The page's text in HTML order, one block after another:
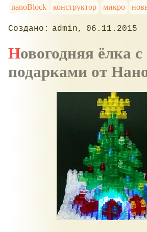
nanoBlock
конструктор микро
admin 06.11.2015
Новогодняя ёлка с
подарками от